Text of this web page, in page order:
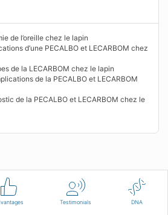
Testimonials DNA
de l’oreille chez le lapin
d’une PECALBO et LECARBOM chez
de la LECARBOM chez le lapin
de la PECALBO et LECARBOM
de la PECALBO et LECARBOM chez le
Terms of use Contact us